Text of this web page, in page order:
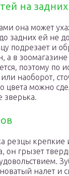
на
она может
задних ей не
подрезает и
а в
поэтому по
наоборот,
цвета можно
зверька.
резцы крепкие
он грызет
налет и